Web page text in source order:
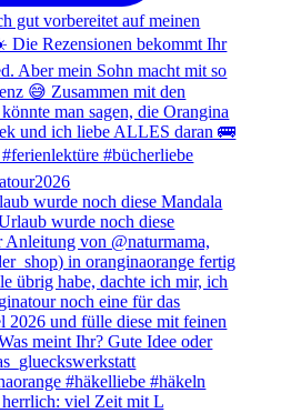
wurde noch diese Mandala
viel Zeit mit L